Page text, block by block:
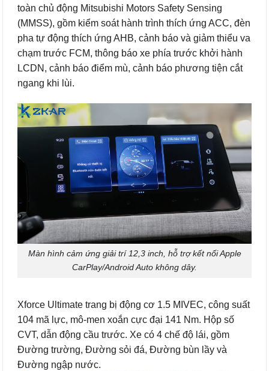
toàn chủ động Mitsubishi Motors Safety Sensing
(MMSS), gồm kiểm soát hành trình thích ứng ACC, đèn
pha tự động thích ứng AHB, cảnh báo và giảm thiểu va
chạm trước FCM, thông báo xe phía trước khởi hành
LCDN, cảnh báo điểm mù, cảnh báo phương tiện cắt
ngang khi lùi.
Màn hình cảm ứng giải trí 12,3 inch, hỗ trợ kết nối Apple
CarPlay/Android Auto không dây.
Xforce Ultimate trang bị động cơ 1.5 MIVEC, công suất
104 mã lực, mô-men xoắn cực đại 141 Nm. Hộp số
CVT, dẫn động cầu trước. Xe có 4 chế độ lái, gồm
Đường trường, Đường sỏi đá, Đường bùn lầy và
Đường ngập nước.